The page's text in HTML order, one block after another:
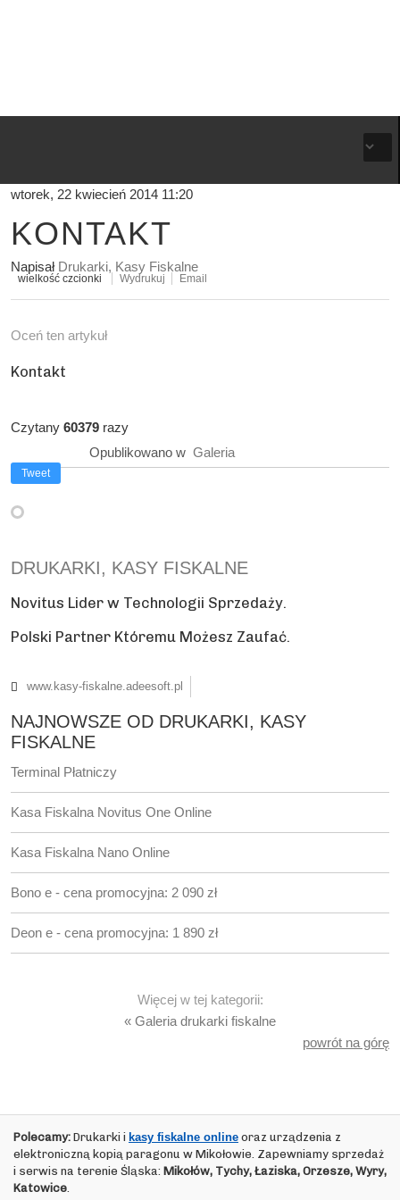
wtorek, 22 kwiecień 2014 11:20
KONTAKT
Napisał Drukarki, Kasy Fiskalne
wielkość czcionki Wydrukuj Email
Oceń ten artykuł
Kontakt
Czytany 60379 razy
Tweet
Opublikowano w Galeria
DRUKARKI, KASY FISKALNE
Novitus Lider w Technologii Sprzedaży.
Polski Partner Któremu Możesz Zaufać.
www.kasy-fiskalne.adeesoft.pl
NAJNOWSZE OD DRUKARKI, KASY
FISKALNE
Terminal Płatniczy
Kasa Fiskalna Novitus One Online
Kasa Fiskalna Nano Online
Bono e - cena promocyjna: 2 090 zł
Deon e - cena promocyjna: 1 890 zł
Więcej w tej kategorii:
« Galeria drukarki fiskalne
powrót na górę
Polecamy: Drukarki i kasy fiskalne online oraz urządzenia z
elektroniczną kopią paragonu w Mikołowie. Zapewniamy sprzedaż
i serwis na terenie Śląska: Mikołów, Tychy, Łaziska, Orzesze, Wyry,
Katowice.